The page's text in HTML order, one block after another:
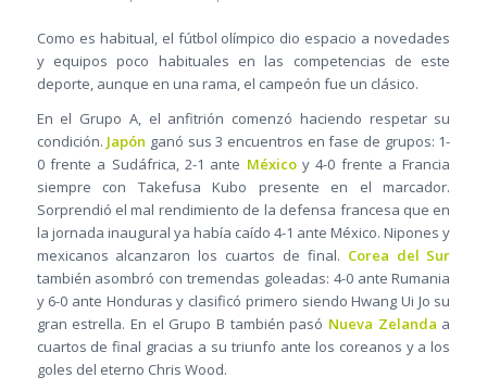
Como es habitual, el fútbol olímpico dio espacio a novedades
y equipos poco habituales en las competencias de este
deporte, aunque en una rama, el campeón fue un clásico.
En el Grupo A, el anfitrión comenzó haciendo respetar su
condición. Japón ganó sus 3 encuentros en fase de grupos: 1-
0 frente a Sudáfrica, 2-1 ante Méxicoy 4-0 frente a Francia
siempre con Takefusa Kubo presente en el marcador.
Sorprendió el mal rendimiento de la defensa francesa que en
la jornada inaugural ya había caído 4-1 ante México. Nipones y
mexicanos alcanzaron los cuartos de final. Corea del Sur
también asombró con tremendas goleadas: 4-0 ante Rumania
y 6-0 ante Honduras y clasificó primero siendo Hwang Ui Jo su
gran estrella. En el Grupo B también pasó Nueva Zelanda a
cuartos de final gracias a su triunfo ante los coreanos y a los
goles del eterno Chris Wood.